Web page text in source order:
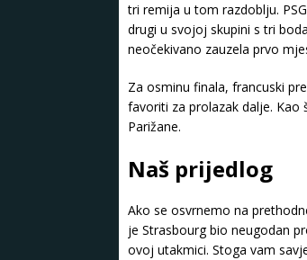
tri remija u tom razdoblju.
drugi u svojoj skupini s tri
neočekivano zauzela prvo
Za osminu finala, francuski
favoriti za prolazak dalje.
Parižane.
Naš prijedlog
Ako se osvrnemo na
je Strasbourg bio neugodan
ovoj utakmici. Stoga vam